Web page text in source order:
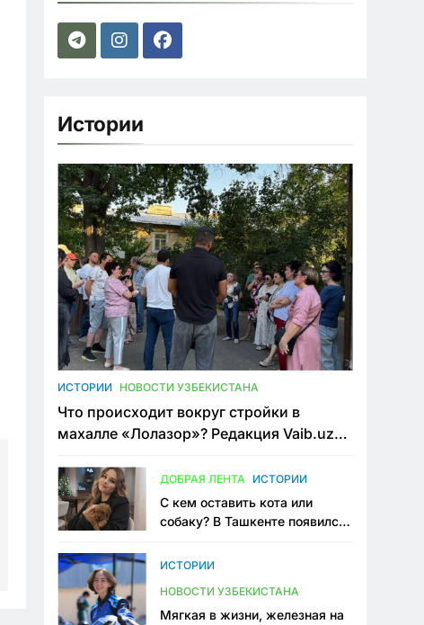
Истории
ИСТОРИИ НОВОСТИ УЗБЕКИСТАНА
Что происходит вокруг стройки в
махалле «Лолазор»? Редакция Vaib.uz
конфликта
ДОБРАЯ ЛЕНТА ИСТОРИИ
С кем оставить кота или
собаку? В Ташкенте появился
ИСТОРИИ
НОВОСТИ УЗБЕКИСТАНА
Мягкая в жизни, железная на